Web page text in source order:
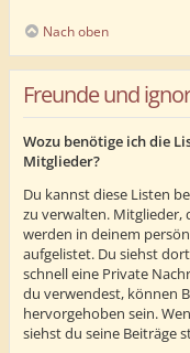
Nach oben
Freunde und
Wozu benötige ich die
Mitglieder?
Du kannst diese Listen
zu verwalten. Mitglieder,
werden in deinem
aufgelistet. Du siehst
schnell eine Private
du verwendest, können
hervorgehoben sein.
siehst du seine Beiträge